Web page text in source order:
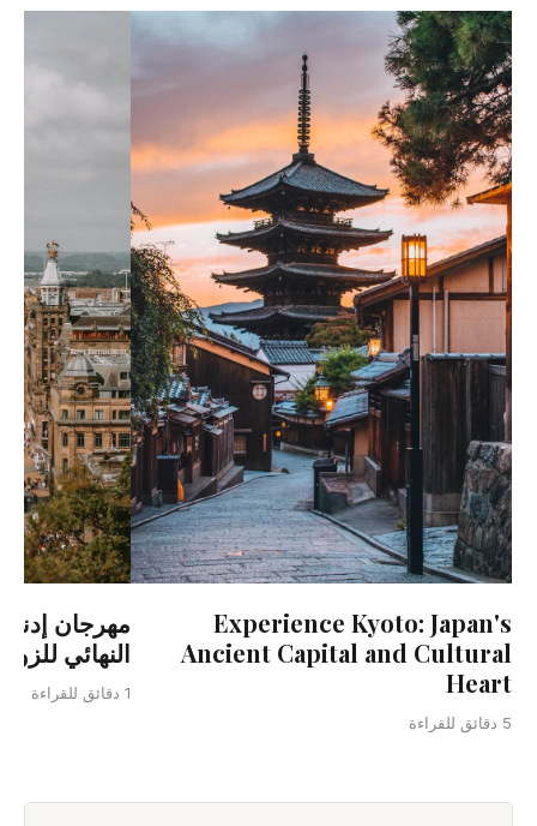
Experience Kyoto: Japan's
Ancient Capital and Cultural
Heart
5 دقائق للقراءة
النهائي
1 دقائق للقراءة